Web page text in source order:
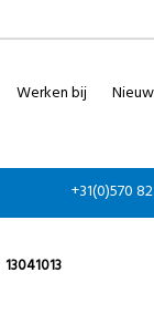
Werken bij
+31(0)570
13041013